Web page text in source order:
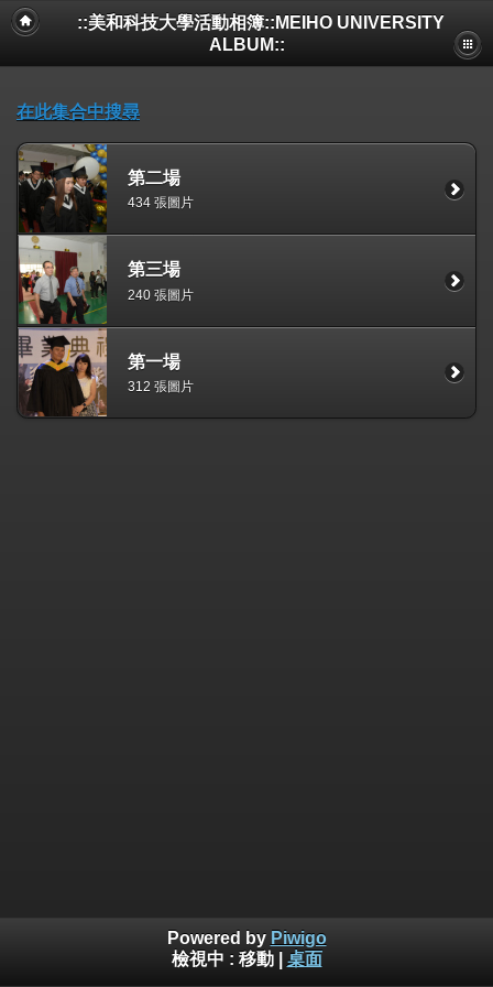
::美和科技大學活動相簿::MEIHO UNIVERSITY
ALBUM::
在此集合中搜尋
第二場
434 張圖片
第三場
240 張圖片
第一場
312 張圖片
Powered by Piwigo
檢視中 : 移動| 桌面